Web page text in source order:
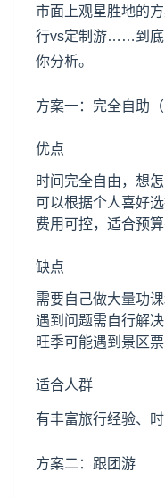
市面上观星胜地的
行vs定制游……到底
你分析。
方案一：完全自助（
优点
时间完全自由，想
可以根据个人喜好
费用可控，适合预
缺点
需要自己做大量功课
遇到问题需自行解
旺季可能遇到景区
适合人群
有丰富旅行经验、
方案二：跟团游